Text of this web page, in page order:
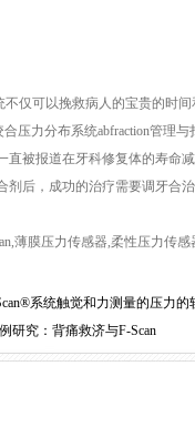
仅可以挽救病人的宝贵的时
压力分布系统abfraction管理
直被报道在牙科修复体的寿命
剂后，成功的治疗需要调牙合治
薄膜压力传感器,柔性压力传
系统触觉和力测量的压力的
研究：背痛救济与F-Scan